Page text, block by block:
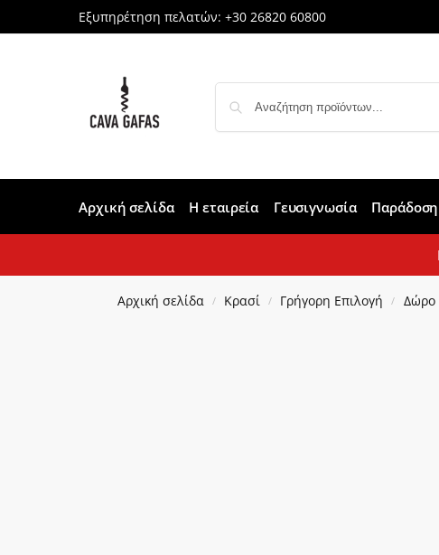
Εξυπηρέτηση πελατών: +30 26820 60800
Αρχική σελίδα Η εταιρεία Γευσιγνωσία
Αρχική σελίδα / Κρασί / Γρήγορη Επιλογή / Δώρο